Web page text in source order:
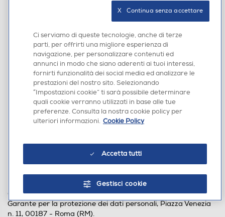
tramite raccomandata A/R all' indirizzo: Euronics Italia
tramite posta elettronica all’indirizzo
privacy@euronics.it. Si fa presente che questa casella
e-mail è preposta esclusivamente alle richieste che
riguardano la tematica PRIVACY secondo quanto
stabilito nel Regolamento Europeo nr 679 del 2016
(Gdpr), in particolare è volta ad agevolare l’esercizio dei
diritti dell’interessato ex art 15-22 del medesimo
Regolamento; comunicazioni con oggetto diverso non
verranno prese in considerazione e dovranno essere
indirizzate al Servizio Clienti attraverso l’apposito form
descritto nell'Area "CONTATTACI" della presente
tramite posta elettronica all’indirizzo
dpo_euronics@euronics.it
Gli interessati hanno diritto di proporre reclamo all'Autorità
Garante per la protezione dei dati personali, Piazza Venezia
n. 11, 00187 - Roma (RM).
Ci serviamo di queste tecnologie, anche di terze
parti, per offrirti una migliore esperienza di
navigazione, per personalizzare contenuti ed
annunci in modo che siano aderenti ai tuoi interessi,
fornirti funzionalità dei social media ed analizzare le
prestazioni del nostro sito. Selezionando
“Impostazioni cookie” ti sarà possibile determinare
quali cookie verranno utilizzati in base alle tue
preferenze. Consulta la nostra cookie policy per
ulteriori informazioni. Cookie Policy
Accetta tutti
Gestisci cookie
X   Continua senza accettare